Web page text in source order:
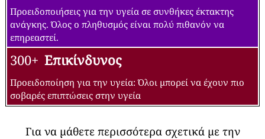
Προειδοποιήσεις για την υγεία σε συνθήκες έκτακτης
ανάγκης. Όλος ο πληθυσμός είναι πολύ πιθανόν να
επηρεαστεί.
300+ Επικίνδυνος
Προειδοποίηση για την υγεία: Όλοι μπορεί να έχουν πιο
σοβαρές επιπτώσεις στην υγεία
Για να μάθετε περισσότερα σχετικά με την